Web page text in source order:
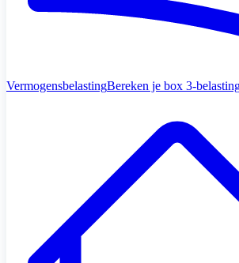
VermogensbelastingBereken je box 3-